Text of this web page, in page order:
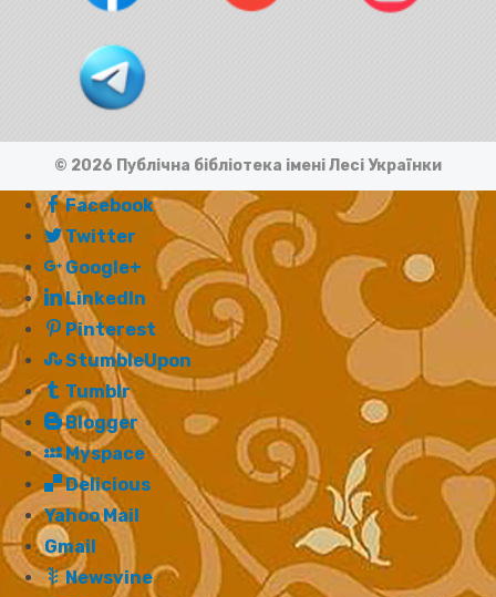
© 2026 Публічна бібліотека імені Лесі Українки
Facebook
Twitter
Google+
LinkedIn
Pinterest
StumbleUpon
Tumblr
Blogger
Myspace
Delicious
Yahoo Mail
Gmail
Newsvine